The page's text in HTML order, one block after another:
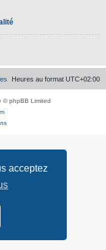
acceptez
Heures au format UTC+02:00
© phpBB Limited